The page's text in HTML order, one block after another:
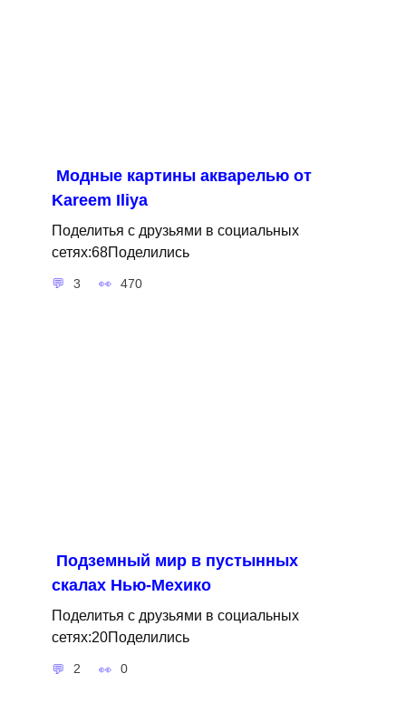
Модные картины акварелью от
Kareem Iliya
Поделитья с друзьями в социальных
сетях:68Поделились
3 470
Подземный мир в пустынных
скалах Нью-Мехико
Поделитья с друзьями в социальных
сетях:20Поделились
2 0